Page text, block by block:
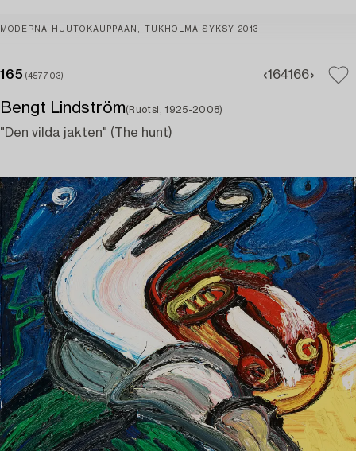
MODERNA HUUTOKAUPPAAN, TUKHOLMA SYKSY 2013
165 (457703) 164166
Bengt Lindström(Ruotsi, 1925-2008)
"Den vilda jakten" (The hunt)